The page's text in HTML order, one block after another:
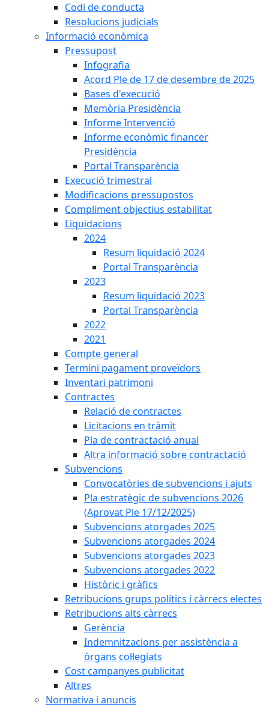
Codi de conducta
Resolucions judicials
Informació econòmica
Pressupost
Infografia
Acord Ple de 17 de desembre de 2025
Bases d'execució
Memòria Presidència
Informe Intervenció
Informe econòmic financer
Presidència
Portal Transparència
Execució trimestral
Modificacions pressupostos
Compliment objectius estabilitat
Liquidacions
2024
Resum liquidació 2024
Portal Transparència
2023
Resum liquidació 2023
Portal Transparència
2022
2021
Compte general
Termini pagament proveïdors
Inventari patrimoni
Contractes
Relació de contractes
Licitacions en tràmit
Pla de contractació anual
Altra informació sobre contractació
Subvencions
Convocatòries de subvencions i ajuts
Pla estratègic de subvencions 2026
(Aprovat Ple 17/12/2025)
Subvencions atorgades 2025
Subvencions atorgades 2024
Subvencions atorgades 2023
Subvencions atorgades 2022
Històric i gràfics
Retribucions grups polítics i càrrecs electes
Retribucions alts càrrecs
Gerència
Indemnitzacions per assistència a
òrgans col·legiats
Cost campanyes publicitat
Altres
Normativa i anuncis